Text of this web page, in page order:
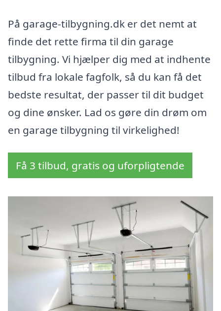
På garage-tilbygning.dk er det nemt at
finde det rette firma til din garage
tilbygning. Vi hjælper dig med at indhente
tilbud fra lokale fagfolk, så du kan få det
bedste resultat, der passer til dit budget
og dine ønsker. Lad os gøre din drøm om
en garage tilbygning til virkelighed!
Få 3 tilbud, gratis og uforpligtende